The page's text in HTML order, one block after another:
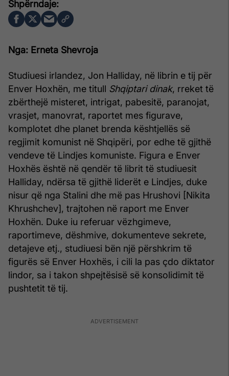
Nga: Erneta Shevroja
Studiuesi irlandez, Jon Halliday, në librin e tij për
Enver Hoxhën, me titull Shqiptari dinak, rreket të
zbërthejë misteret, intrigat, pabesitë, paranojat,
vrasjet, manovrat, raportet mes figurave,
komplotet dhe planet brenda kështjellës së
regjimit komunist në Shqipëri, por edhe të gjithë
vendeve të Lindjes komuniste. Figura e Enver
Hoxhës është në qendër të librit të studiuesit
Halliday, ndërsa të gjithë liderët e Lindjes, duke
nisur që nga Stalini dhe më pas Hrushovi [Nikita
Khrushchev], trajtohen në raport me Enver
Hoxhën. Duke iu referuar vëzhgimeve,
raportimeve, dëshmive, dokumenteve sekrete,
detajeve etj., studiuesi bën një përshkrim të
figurës së Enver Hoxhës, i cili la pas çdo diktator
lindor, sa i takon shpejtësisë së konsolidimit të
pushtetit të tij.